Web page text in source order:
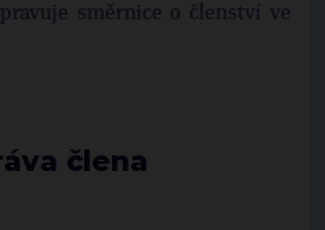
směrnice o členství ve
člena